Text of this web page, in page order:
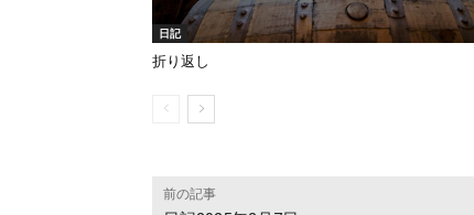
日記
折り返し
前の記事